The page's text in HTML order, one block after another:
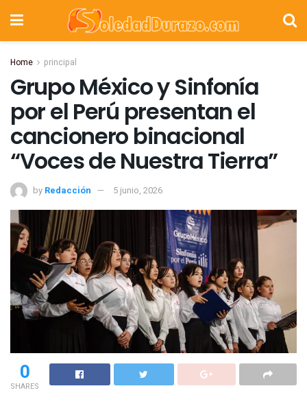
Home principal
Grupo México y Sinfonía
por el Perú presentan el
cancionero binacional
“Voces de Nuestra Tierra”
by Redacción 5 junio, 2026
0
SHARES